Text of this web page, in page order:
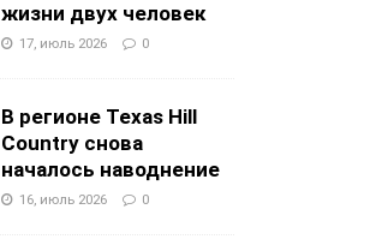
жизни двух человек
17, июль 2026 0
В регионе Texas Hill
Country снова
началось наводнение
16, июль 2026 0